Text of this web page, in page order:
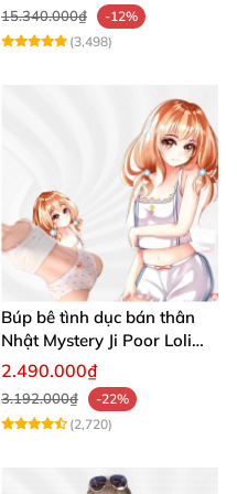
15.340.000₫
-12%
(3,498)
Búp bê tình dục bán thân
Nhật Mystery Ji Poor Loli
TPE 6kg siêu mềm mại
2.490.000₫
3.192.000₫
-22%
(2,720)